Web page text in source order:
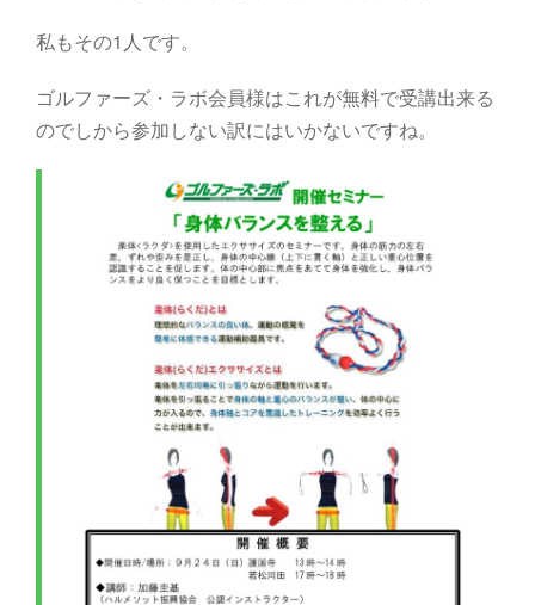
私もその1人です。
ゴルファーズ・ラボ会員様はこれが無料で受講出来る
のでしから参加しない訳にはいかないですね。